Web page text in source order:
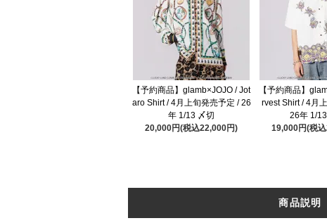
【予約商品】glamb×JOJO / Jot
aro Shirt / 4月上旬発売予定 / 26
年 1/13 〆切
20,000円(税込22,000円)
【予約商品】
rvest Shirt / 4月
26年 1/
19,000円(税
商品説明